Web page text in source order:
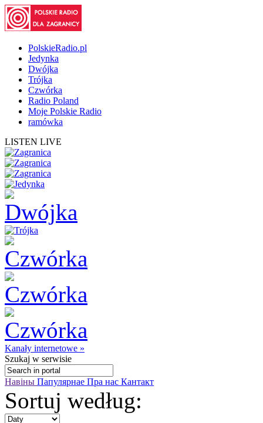
PolskieRadio.pl
Jedynka
Dwójka
Trójka
Czwórka
Radio Poland
Moje Polskie Radio
ramówka
LISTEN LIVE
Kanały internetowe »
Szukaj w serwisie
Навіны Папулярнае Пра нас Кантакт
Sortuj według: